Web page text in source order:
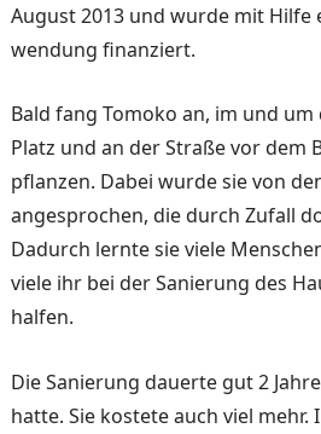
August 2013 und wurde mit
wendung finanziert.
Bald fang Tomoko an, im und
Platz und an der Straße vor dem
pflanzen. Dabei wurde sie von
angesprochen, die durch Zufall
Dadurch lernte sie viele
viele ihr bei der Sanierung des
halfen.
Die Sanierung dauerte gut 2
hatte. Sie kostete auch viel mehr.